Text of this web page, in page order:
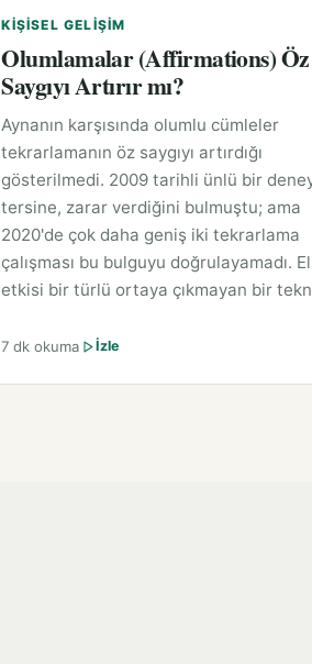
KIŞISEL GELIŞIM
Olumlamalar (Affirmations) Öz
Saygıyı Artırır mı?
Aynanın karşısında olumlu cümleler
tekrarlamanın öz saygıyı artırdığı
gösterilmedi. 2009 tarihli ünlü bir
tersine, zarar verdiğini bulmuştu; ama
2020'de çok daha geniş iki tekrarlama
çalışması bu bulguyu doğrulayamadı.
etkisi bir türlü ortaya çıkmayan bir
7 dk okuma İzle